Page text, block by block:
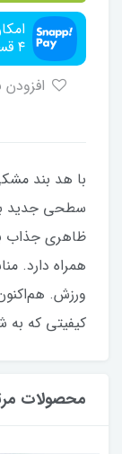
۴ قسط ماهیانه
با هد بند
سطحی جدید
ظاهری جذاب
همراه دارد.
ورزش.
کیفیتی که
محصولات